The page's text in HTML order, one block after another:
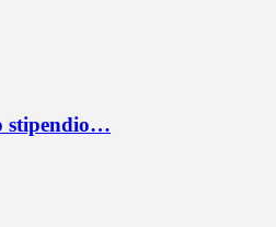
stipendio…